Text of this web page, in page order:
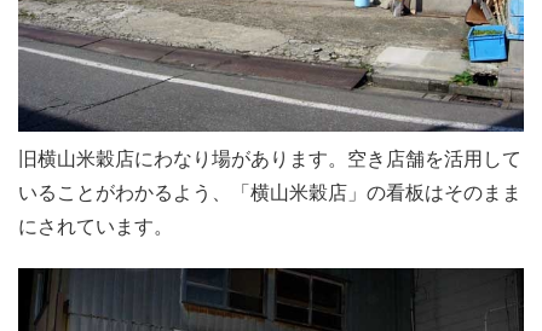
旧横山米穀店にわなり場があります。空き店舗を活用して
いることがわかるよう、「横山米穀店」の看板はそのまま
にされています。